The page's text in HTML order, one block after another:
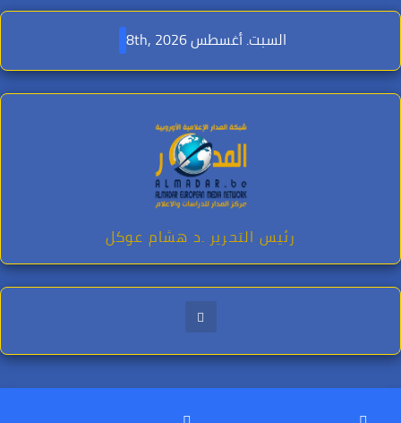
Skip
content
السبت. أغسطس 8th, 2026
رئيس التحرير .د هشام عوكل